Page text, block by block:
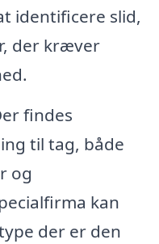
identificere slid,
der kræver
findes
til tag, både
og
kan
der er den